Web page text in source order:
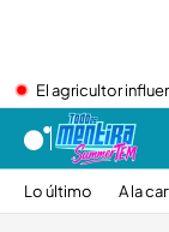
El agricultor
Lo último A la